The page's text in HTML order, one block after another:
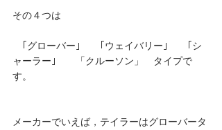
その４つは
｢グローバー｣　　｢ウェイバリー｣　　｢シ
ャーラー｣　　「クルーソン」　タイプで
す。
メーカーでいえば，テイラーはグローバータ